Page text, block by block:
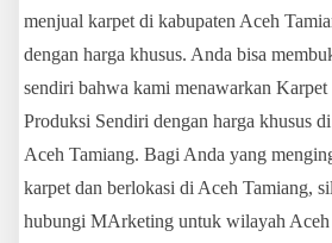
menjual karpet di kabupaten Aceh
dengan harga khusus. Anda bisa
sendiri bahwa kami menawarkan Karpet
Produksi Sendiri dengan harga khusus
Aceh Tamiang. Bagi Anda yang
karpet dan berlokasi di Aceh Tamiang,
hubungi MArketing untuk wilayah Aceh